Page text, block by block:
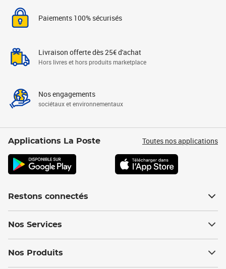
Paiements 100% sécurisés
Livraison offerte dès 25€ d'achat
Hors livres et hors produits marketplace
Nos engagements
sociétaux et environnementaux
Applications La Poste Toutes nos applications
Restons connectés
Nos Services
Nos Produits